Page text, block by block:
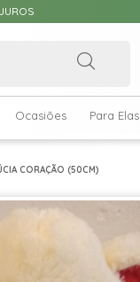
Ocasiões Para Elas
CORAÇÃO (50CM)